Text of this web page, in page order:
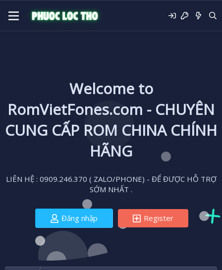
Welcome to
RomVietFones.com - CHUYÊN
CUNG CẤP ROM CHINA CHÍNH
HÃNG
LIÊN HỆ : 0909.246.370 ( ZALO/PHONE) - ĐỂ ĐƯỢC HỖ TRỢ
SỚM NHẤT .
Đăng nhập Register